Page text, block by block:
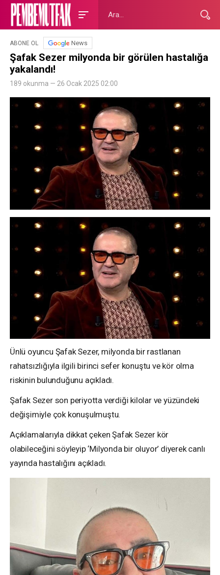
ABONE OL News
Şafak Sezer milyonda bir görülen hastalığa
yakalandı!
189 okunma — 26 Ocak 2025 02:00
Ünlü oyuncu Şafak Sezer, milyonda bir rastlanan
rahatsızlığıyla ilgili birinci sefer konuştu ve kör olma
riskinin bulunduğunu açıkladı.
Şafak Sezer son periyotta verdiği kilolar ve yüzündeki
değişimiyle çok konuşulmuştu.
Açıklamalarıyla dikkat çeken Şafak Sezer kör
olabileceğini söyleyip ‘Milyonda bir oluyor’ diyerek canlı
yayında hastalığını açıkladı.